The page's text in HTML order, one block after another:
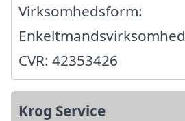
Virksomhedsform:
Enkeltmandsvirksomhed
CVR: 42353426
Krog Service